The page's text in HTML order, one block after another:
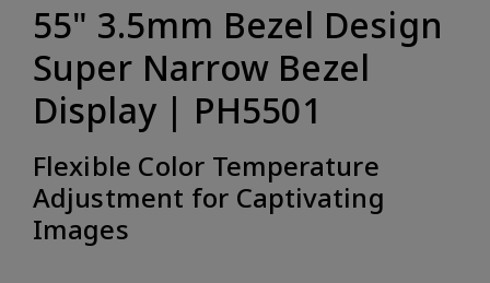
55" 3.5mm Bezel Design
Super Narrow Bezel
Display | PH5501
Flexible Color Temperature
Adjustment for Captivating
Images